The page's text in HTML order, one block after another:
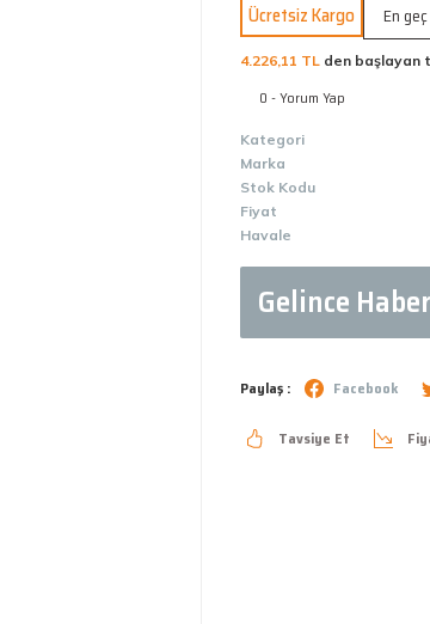
Ücretsiz Kargo En
4.226,11 TL den başlayan
0 - Yorum Yap
Kategori
Marka
Stok Kodu
Fiyat
Havale
Gelince
Paylaş : Facebook
Tavsiye Et